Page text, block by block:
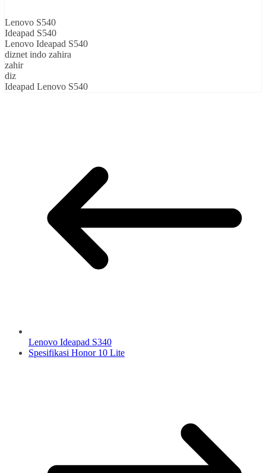
Lenovo S540
Ideapad S540
Lenovo Ideapad S540
diznet indo zahira
zahir
diz
Ideapad Lenovo S540
Lenovo Ideapad S340
Spesifikasi Honor 10 Lite